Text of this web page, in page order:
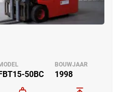
50BC
BOUWJAAR
1998